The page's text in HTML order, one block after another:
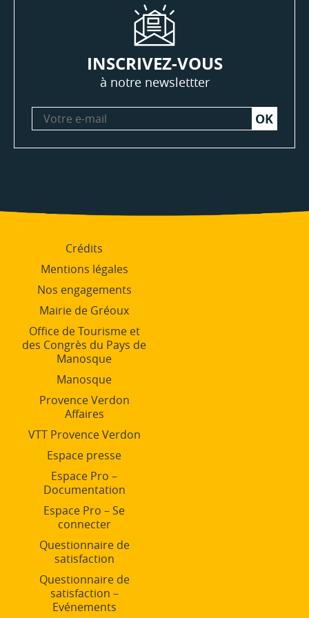
INSCRIVEZ-VOUS
à notre newslettter
Votre
e-
Crédits
Mentions légales
Nos engagements
Mairie de Gréoux
Office de Tourisme et
des Congrès du Pays de
Manosque
Manosque
Provence Verdon
Affaires
VTT Provence Verdon
Espace presse
Espace Pro –
Documentation
Espace Pro – Se
connecter
Questionnaire de
satisfaction
Questionnaire de
satisfaction –
Evénements